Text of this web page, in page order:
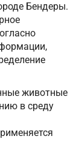
Бендеры.
животные
в среду